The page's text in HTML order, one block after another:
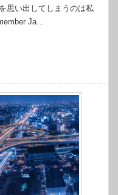
思い出してしまうのは私
Ja…